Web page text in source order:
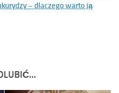
– dlaczego warto ją